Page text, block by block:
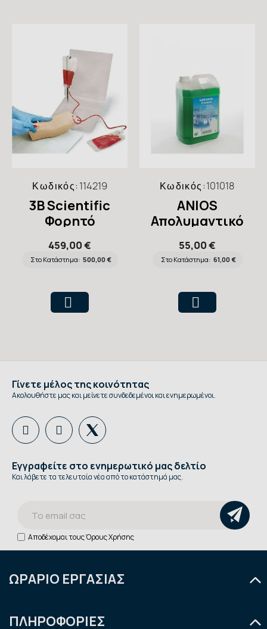
Κωδικός: 114219
3B Scientific
Φορητό
Πρόπλασμα IV
Arm Trainer
459,00 €
Στο Κατάστημα: 500,00 €
Κωδικός:101018
ANIOS
Απολυμαντικό
Επιφανειών
Συμπυκνωμένο
Surfanios
55,00 €
Στο Κατάστημα: 61,00 €
Γίνετε μέλος της κοινότητας
Ακολουθήστε μας και μείνετε συνδεδεμένοι και ενημερωμένοι.
Εγγραφείτε στο ενημερωτικό μας δελτίο
Και λάβετε τα τελευταία νέα από το κατάστημά μας.
Αποδέχομαι τουςΌρους Χρήσης
ΩΡΑΡΙΟ ΕΡΓΑΣΙΑΣ
Τρίτη
9:00 - 14:30 & 18:00 - 21:00
ΠΛΗΡΟΦΟΡΙΕΣ